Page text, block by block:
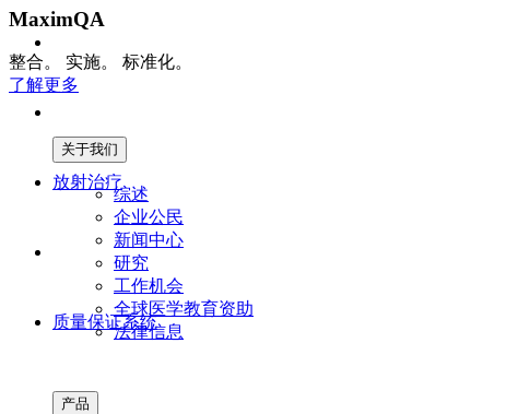
放射治疗
质量保证系统
MaximQA
整合。 实施。 标准化。
了解更多
关于我们
综述
企业公民
新闻中心
研究
工作机会
全球医学教育资助
法律信息
产品